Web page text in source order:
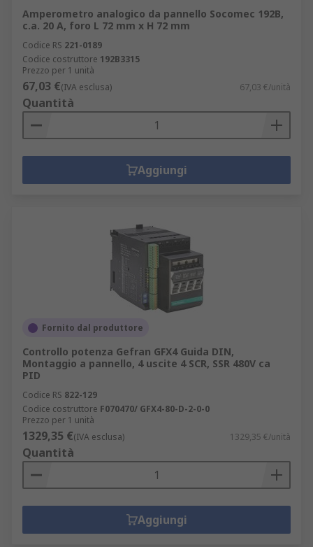
Amperometro analogico da pannello Socomec 192B,
c.a. 20 A, foro L 72 mm x H 72 mm
Codice RS 221-0189
Codice costruttore 192B3315
Prezzo per 1 unità
67,03 €(IVA esclusa) 67,03 €/unità
Quantità
Aggiungi
Fornito dal produttore
Controllo potenza Gefran GFX4 Guida DIN,
Montaggio a pannello, 4 uscite 4 SCR, SSR 480V ca
PID
Codice RS 822-129
Codice costruttore F070470/ GFX4-80-D-2-0-0
Prezzo per 1 unità
1329,35 €(IVA esclusa) 1329,35 €/unità
Quantità
Aggiungi